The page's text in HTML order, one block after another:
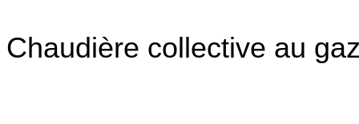
Chaudière collective au